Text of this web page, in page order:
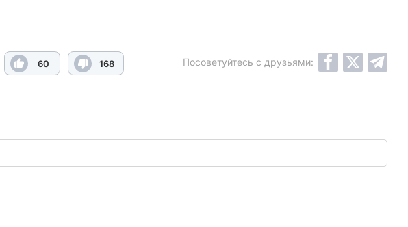
60 168 Посоветуйтесь с друзьями: